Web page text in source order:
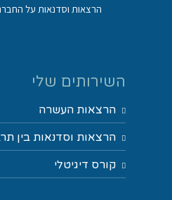
הרצאות וסדנאות על
השירותים שלי
הרצאות העשרה
הרצאות וסדנאות בין
קורס דיגיטלי